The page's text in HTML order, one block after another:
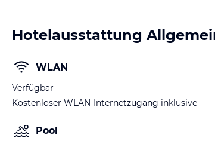
Hotelausstattung
WLAN
Verfügbar
Kostenloser WLAN-Internetzugang inklusive
Pool